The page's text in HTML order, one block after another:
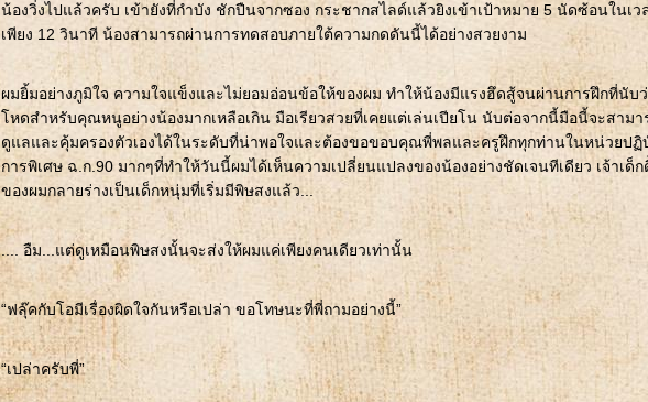
น้องวิ่งไปแล้วครับ เข้ายังที่กำบัง ชักปืนจากซอง กระชากสไลด์แล้วยิงเข้าเป้าหมาย 5 นัดซ้อนในเว
เพียง 12 วินาที น้องสามารถผ่านการทดสอบภายใต้ความกดดันนี้ได้อย่างสวยงาม
ผมยิ้มอย่างภูมิใจ ความใจแข็งและไม่ยอมอ่อนข้อให้ของผม ทำให้น้องมีแรงฮึดสู้จนผ่านการฝึกที่นับ
หดสำหรับคุณหนูอย่างน้องมากเหลือเกิน มือเรียวสวยที่เคยแต่เล่นเปียโน นับต่อจากนี้มือนี้จะสามา
ดูแลและคุ้มครองตัวเองได้ในระดับที่น่าพอใจและต้องขอขอบคุณพี่พลและครูฝึกทุกท่านในหน่วยปฏิ
การพิเศษ ฉ.ก.90 มากๆที่ทำให้วันนี้ผมได้เห็นความเปลี่ยนแปลงของน้องอย่างชัดเจนทีเดียว เจ้าเด็ก
ของผมกลายร่างเป็นเด็กหนุ่มที่เริ่มมีพิษสงแล้ว...
.... อืม...แต่ดูเหมือนพิษสงนั้นจะส่งให้ผมแค่เพียงคนเดียวเท่านั้น
“ฟลุ๊คกับโอมีเรื่องผิดใจกันหรือเปล่า ขอโทษนะที่พี่ถามอย่างนี้”
“เปล่าครับพี่”